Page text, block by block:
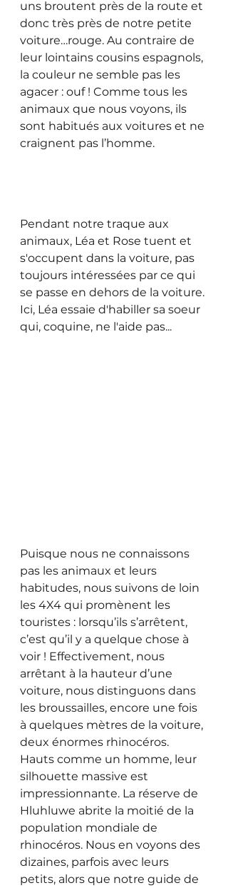
uns broutent près de la route et
donc très près de notre petite
voiture…rouge. Au contraire de
leur lointains cousins espagnols,
la couleur ne semble pas les
agacer : ouf ! Comme tous les
animaux que nous voyons, ils
sont habitués aux voitures et ne
craignent pas l’homme.
Pendant notre traque aux
animaux, Léa et Rose tuent et
s'occupent dans la voiture, pas
toujours intéressées par ce qui
se passe en dehors de la voiture.
Ici, Léa essaie d'habiller sa soeur
qui, coquine, ne l'aide pas...
Puisque nous ne connaissons
pas les animaux et leurs
habitudes, nous suivons de loin
les 4X4 qui promènent les
touristes : lorsqu’ils s’arrêtent,
c’est qu’il y a quelque chose à
voir ! Effectivement, nous
arrêtant à la hauteur d’une
voiture, nous distinguons dans
les broussailles, encore une fois
à quelques mètres de la voiture,
deux énormes rhinocéros.
Hauts comme un homme, leur
silhouette massive est
impressionnante. La réserve de
Hluhluwe abrite la moitié de la
population mondiale de
rhinocéros. Nous en voyons des
dizaines, parfois avec leurs
petits, alors que notre guide de